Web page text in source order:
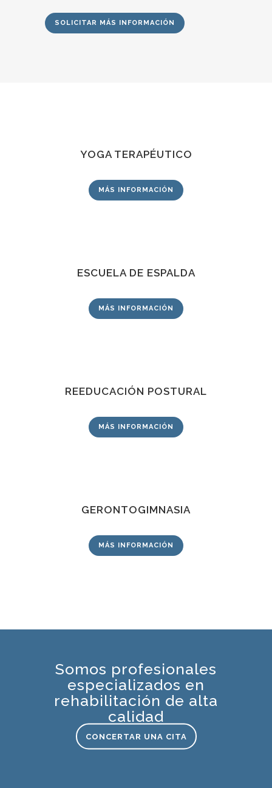
SOLICITAR MÁS INFORMACIÓN
YOGA TERAPÉUTICO
MÁS INFORMACIÓN
ESCUELA DE ESPALDA
MÁS INFORMACIÓN
REEDUCACIÓN POSTURAL
MÁS INFORMACIÓN
GERONTOGIMNASIA
MÁS INFORMACIÓN
Somos profesionales
especializados en
rehabilitación de alta
calidad
CONCERTAR UNA CITA